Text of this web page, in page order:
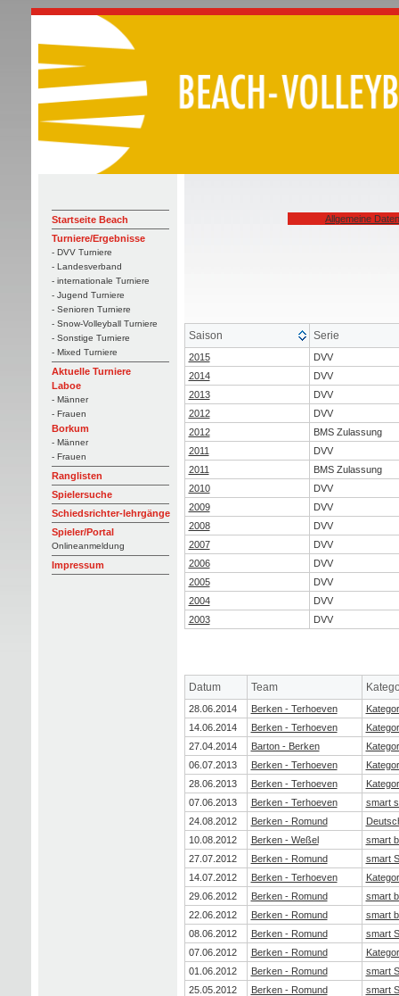
Startseite Beach
Turniere/Ergebnisse
- DVV Turniere
- Landesverband
- internationale Turniere
- Jugend Turniere
- Senioren Turniere
- Snow-Volleyball Turniere
- Sonstige Turniere
- Mixed Turniere
Aktuelle Turniere
Laboe
- Männer
- Frauen
Borkum
- Männer
- Frauen
Ranglisten
Spielersuche
Schiedsrichter-lehrgänge
Spieler/Portal
Onlineanmeldung
Impressum
Allgemeine
Saison Serie
2015
DVV
2014
DVV
2013
DVV
2012
DVV
2012
BMS Zulassung
2011
DVV
2011
BMS Zulassung
2010
DVV
2009
DVV
2008
DVV
2007
DVV
2006
DVV
2005
DVV
2004
DVV
2003
DVV
Datum Team
28.06.2014 Berken - Terhoeven
14.06.2014
Berken - Terhoeven
27.04.2014
Barton - Berken
06.07.2013
Berken - Terhoeven
28.06.2013
Berken - Terhoeven
07.06.2013
Berken - Terhoeven
smart
24.08.2012
Berken - Romund
10.08.2012
Berken - Weßel
smart
27.07.2012
Berken - Romund
smart
14.07.2012
Berken - Terhoeven
29.06.2012
Berken - Romund
smart
22.06.2012
Berken - Romund
smart
08.06.2012
Berken - Romund
smart
07.06.2012
Berken - Romund
01.06.2012
Berken - Romund
smart
25.05.2012
Berken - Romund
smart